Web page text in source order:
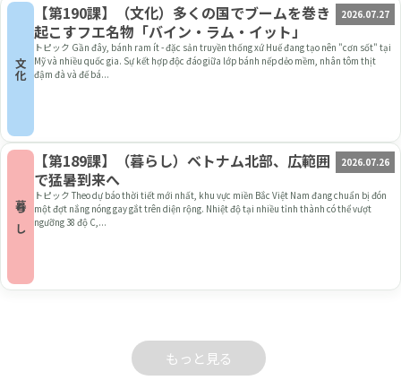
文化
【第190課】（文化）多くの国でブームを巻き
起こすフエ名物「バイン・ラム・イット」
2026.07.27
トピック Gần đây, bánh ram ít - đặc sản truyền thống xứ Huế đang tạo nên "cơn sốt" tại
Mỹ và nhiều quốc gia. Sự kết hợp độc đáo giữa lớp bánh nếp dẻo mềm, nhân tôm thịt
đậm đà và đế bá...
暮らし
【第189課】（暮らし）ベトナム北部、広範囲
で猛暑到来へ
2026.07.26
トピック Theo dự báo thời tiết mới nhất, khu vực miền Bắc Việt Nam đang chuẩn bị đón
một đợt nắng nóng gay gắt trên diện rộng. Nhiệt độ tại nhiều tỉnh thành có thể vượt
ngưỡng 38 độ C,...
もっと見る